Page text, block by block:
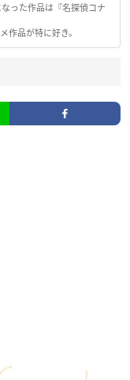
った作品は『名探偵コナ
作品が特に好き。